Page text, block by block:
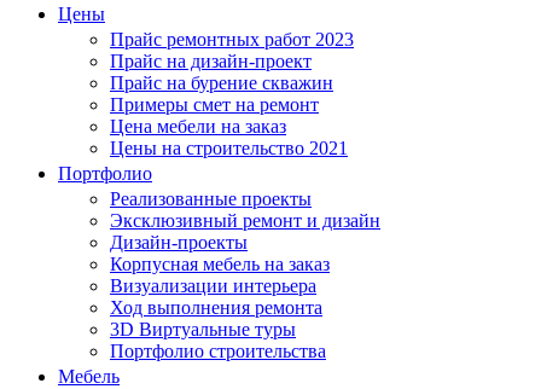
Цены
Прайс ремонтных работ 2023
Прайс на дизайн-проект
Прайс на бурение скважин
Примеры смет на ремонт
Цена мебели на заказ
Цены на строительство 2021
Портфолио
Реализованные проекты
Эксклюзивный ремонт и дизайн
Дизайн-проекты
Корпусная мебель на заказ
Визуализации интерьера
Ход выполнения ремонта
3D Виртуальные туры
Портфолио строительства
Мебель